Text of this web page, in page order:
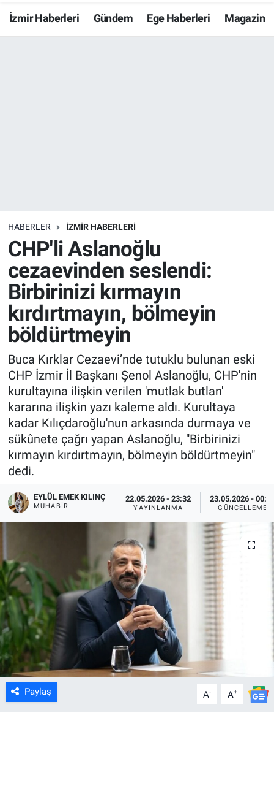
İzmir Haberleri Gündem Ege Haberleri Magazin
HABERLER İZMİR HABERLERİ
CHP'li Aslanoğlu
cezaevinden seslendi:
Birbirinizi kırmayın
kırdırtmayın, bölmeyin
böldürtmeyin
Buca Kırklar Cezaevi’nde tutuklu bulunan eski
CHP İzmir İl Başkanı Şenol Aslanoğlu, CHP'nin
kurultayına ilişkin verilen 'mutlak butlan'
kararına ilişkin yazı kaleme aldı. Kurultaya
kadar Kılıçdaroğlu'nun arkasında durmaya ve
sükûnete çağrı yapan Aslanoğlu, "Birbirinizi
kırmayın kırdırtmayın, bölmeyin böldürtmeyin"
dedi.
EYLÜL EMEK KILINÇ
MUHABIR
22.05.2026 - 23:32
YAYINLANMA
23.05.2026 -
GÜNCELLEME
Paylaş A- A+
Resmi İlanlar